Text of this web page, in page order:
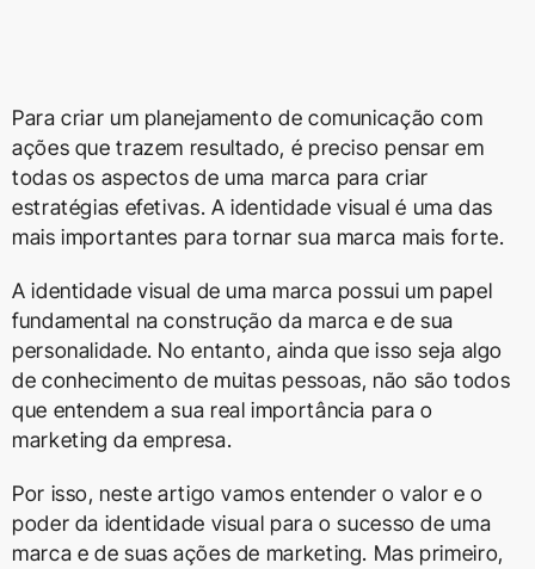
Para criar um planejamento de comunicação com
ações que trazem resultado, é preciso pensar em
todas os aspectos de uma marca para criar
estratégias efetivas. A identidade visual é uma das
mais importantes para tornar sua marca mais forte.
A identidade visual de uma marca possui um papel
fundamental na construção da marca e de sua
personalidade. No entanto, ainda que isso seja algo
de conhecimento de muitas pessoas, não são todos
que entendem a sua real importância para o
marketing da empresa.
Por isso, neste artigo vamos entender o valor e o
poder da identidade visual para o sucesso de uma
marca e de suas ações de marketing. Mas primeiro,